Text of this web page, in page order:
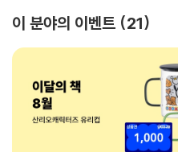
이 분야의 이벤트 21